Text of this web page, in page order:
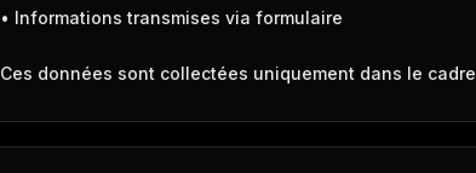
• Informations transmises via formulaire
Ces données sont collectées uniquement dans le